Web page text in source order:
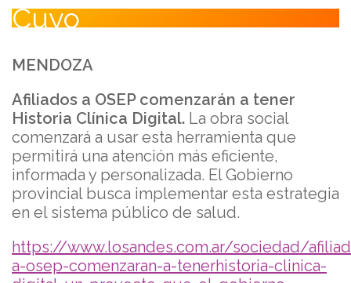
Cuyo
MENDOZA
Afiliados a OSEP comenzarán a tener
Historia Clínica Digital. La obra social
comenzará a usar esta herramienta que
permitirá una atención más eficiente,
informada y personalizada. El Gobierno
provincial busca implementar esta estrategia
en el sistema público de salud.
https://www.losandes.com.ar/sociedad/
a-osep-comenzaran-a-tenerhistoria-clinica-